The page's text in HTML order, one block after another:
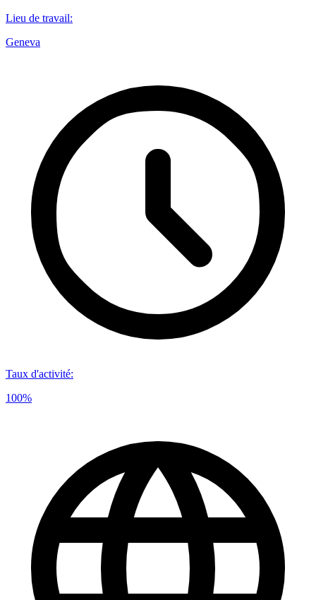
Lieu de travail:
Geneva
Taux d'activité:
100%